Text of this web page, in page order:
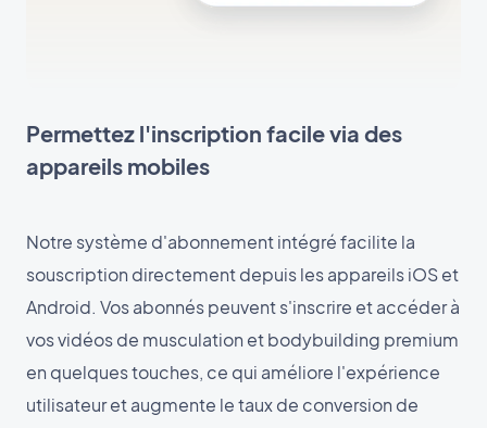
Permettez l'inscription facile via des
appareils mobiles
Notre système d'abonnement intégré facilite la
souscription directement depuis les appareils iOS et
Android. Vos abonnés peuvent s'inscrire et accéder à
vos vidéos de musculation et bodybuilding premium
en quelques touches, ce qui améliore l'expérience
utilisateur et augmente le taux de conversion de